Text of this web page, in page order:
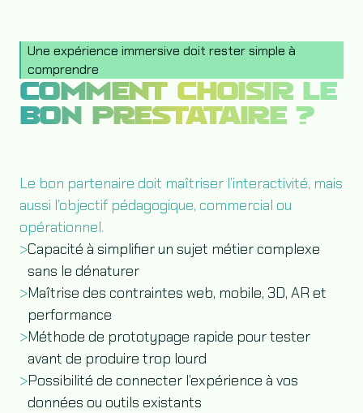
Une expérience immersive doit rester simple à
comprendre
COMMENT CHOISIR LE
BON PRESTATAIRE ?
Le bon partenaire doit maîtriser l’interactivité, mais
aussi l’objectif pédagogique, commercial ou
opérationnel.
>Capacité à simplifier un sujet métier complexe
sans le dénaturer
>Maîtrise des contraintes web, mobile, 3D, AR et
performance
>Méthode de prototypage rapide pour tester
avant de produire trop lourd
>Possibilité de connecter l’expérience à vos
données ou outils existants